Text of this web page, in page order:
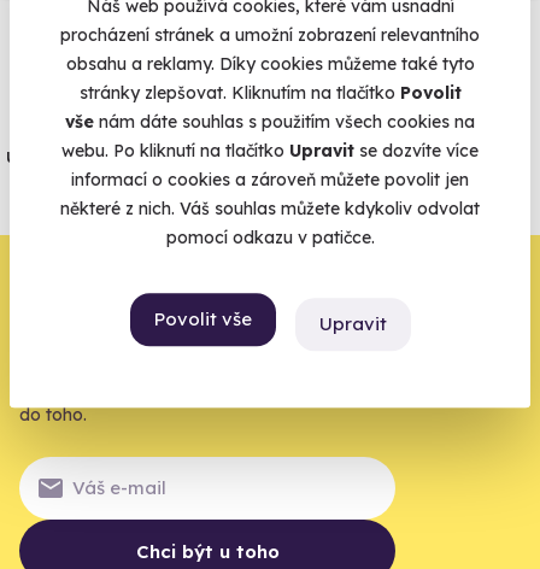
Náš web používá cookies, které vám usnadní
procházení stránek a umožní zobrazení relevantního
obsahu a reklamy. Díky cookies můžeme také tyto
stránky zlepšovat. Kliknutím na tlačítko Povolit
vše nám dáte souhlas s použitím všech cookies na
webu. Po kliknutí na tlačítko Upravit se dozvíte více
informací o cookies a zároveň můžete povolit jen
některé z nich. Váš souhlas můžete kdykoliv odvolat
pomocí odkazu v patičce.
Povolit vše Upravit
Vše umíme pojistit
Jeden nikdy neví. Máme nejvyšší
úrazové pojištění z nabídky zážitkových
agentur.
Vše o pojištění
Zbývá jeden krok,
zbytek zařídíme my
do toho.
Chci být u toho